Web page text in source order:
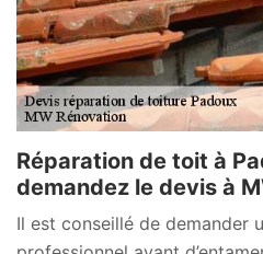
Réparation de toit à
demandez le devis à
Il est conseillé de demander